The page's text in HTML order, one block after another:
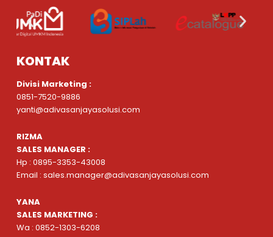
KONTAK
Divisi Marketing :
0851-7520-9886
yanti@adivasanjayasolusi.com
RIZMA
SALES MANAGER :
Hp : 0895-3353-43008
Email : sales.manager@adivasanjayasolusi.com
YANA
SALES MARKETING :
Wa : 0852-1303-6208